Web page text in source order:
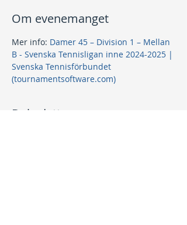
Om evenemanget
Mer info: Damer 45 – Division 1 – Mellan
B - Svenska Tennisligan inne 2024-2025 |
Svenska Tennisförbundet
(tournamentsoftware.com)
Dela detta evenemang